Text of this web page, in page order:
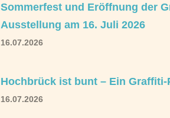
Sommerfest und Eröffnung der
Ausstellung am 16. Juli 2026
16.07.2026
Hochbrück ist bunt – Ein Graffiti-
16.07.2026